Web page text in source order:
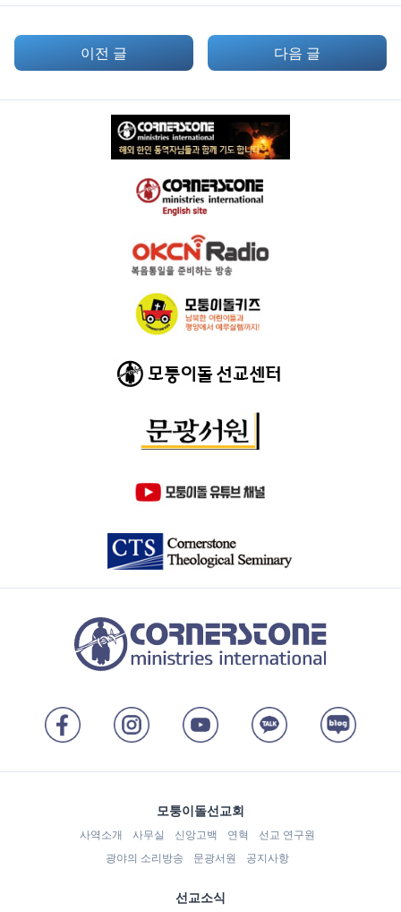
이전 글 다음 글
모퉁이돌선교회
사역소개 사무실 신앙고백 연혁
선교 연구원
광야의 소리방송
문광서원 공지사항
선교소식